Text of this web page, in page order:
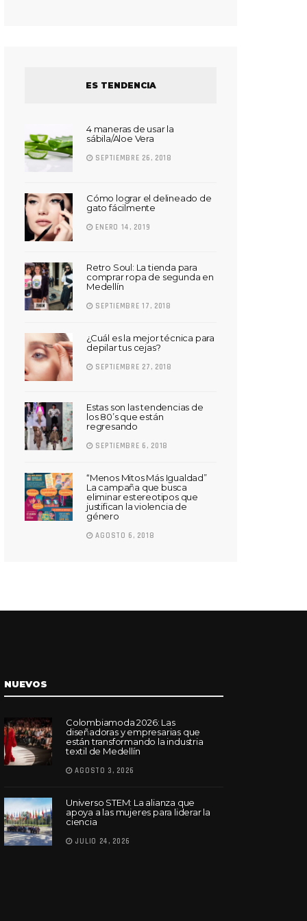
ES TENDENCIA
4 maneras de usar la
sábila/Aloe Vera
SEPTIEMBRE 26, 2018
Cómo lograr el delineado de
gato fácilmente
ENERO 14, 2019
Retro Soul: La tienda para
comprar ropa de segunda en
Medellín
SEPTIEMBRE 17, 2018
¿Cuál es la mejor técnica para
depilar tus cejas?
SEPTIEMBRE 27, 2018
Estas son las tendencias de
los 80’s que están
regresando
SEPTIEMBRE 6, 2018
“Menos Mitos Más Igualdad”
La campaña que busca
eliminar estereotipos que
justifican la violencia de
género
AGOSTO 6, 2018
NUEVOS
Colombiamoda 2026: Las
diseñadoras y empresarias que
están transformando la industria
textil de Medellín
AGOSTO 3, 2026
Universo STEM: La alianza que
apoya a las mujeres para liderar la
ciencia
JULIO 24, 2026